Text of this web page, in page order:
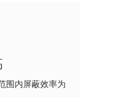
围内屏蔽效率为